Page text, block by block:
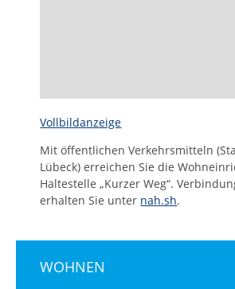
Vollbildanzeige
Mit öffentlichen Verkehrsmitteln
Lübeck) erreichen Sie die
Haltestelle „Kurzer Weg“.
erhalten Sie unter nah.sh.
Seiten-
WOHNEN